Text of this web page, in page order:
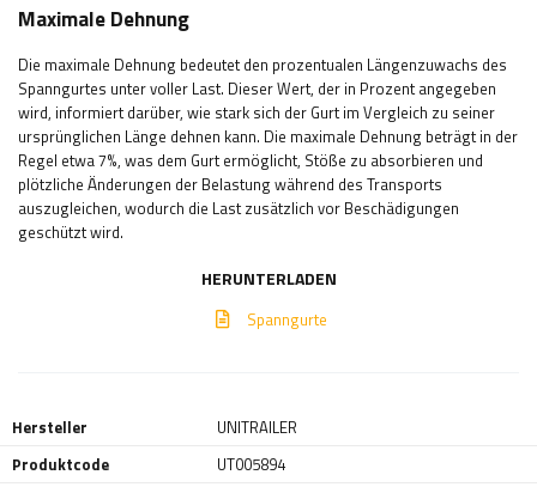
Maximale Dehnung
Die maximale Dehnung bedeutet den prozentualen Längenzuwachs des
Spanngurtes unter voller Last. Dieser Wert, der in Prozent angegeben
wird, informiert darüber, wie stark sich der Gurt im Vergleich zu seiner
ursprünglichen Länge dehnen kann. Die maximale Dehnung beträgt in der
Regel etwa 7%, was dem Gurt ermöglicht, Stöße zu absorbieren und
plötzliche Änderungen der Belastung während des Transports
auszugleichen, wodurch die Last zusätzlich vor Beschädigungen
geschützt wird.
HERUNTERLADEN
Spanngurte
Hersteller
UNITRAILER
Produktcode
UT005894